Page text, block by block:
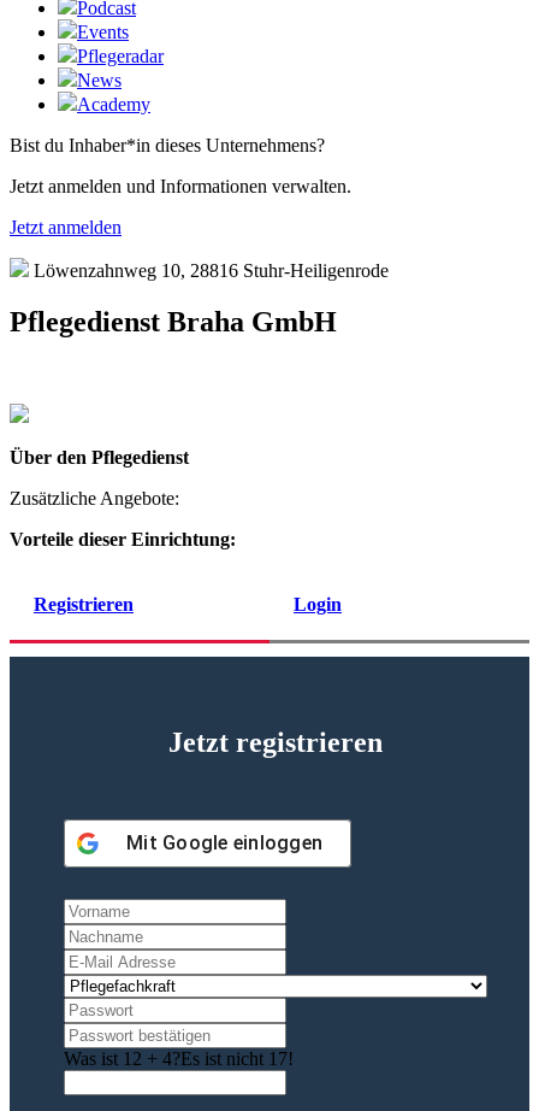
Podcast
Events
Pflegeradar
News
Academy
Bist du Inhaber*in dieses Unternehmens?
Jetzt anmelden und Informationen verwalten.
Jetzt anmelden
Löwenzahnweg 10, 28816 Stuhr-Heiligenrode
Pflegedienst Braha GmbH
Über den Pflegedienst
Zusätzliche Angebote:
Vorteile dieser Einrichtung:
Registrieren Login
Jetzt registrieren
Mit Google einloggen
Was ist 12 + 4?Es ist nicht 17!